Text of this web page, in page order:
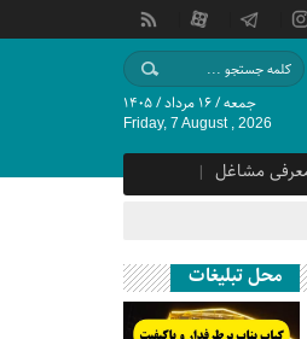
جمعه / ۱۶ مرداد / ۱۴۰۵
Friday, 7 August , 2026
مشاغل
محل تبلیغات